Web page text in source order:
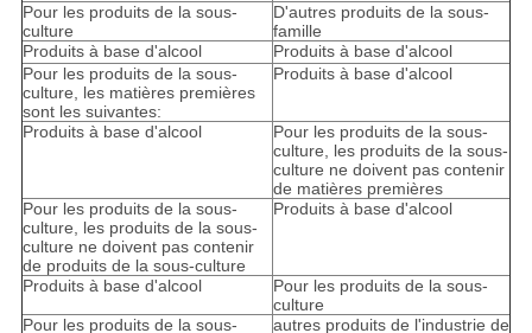
Pour les produits de la sous-
culture
D'autres produits de la sous-
famille
Produits à base d'alcool
Produits à base d'alcool
Pour les produits de la sous-
culture, les matières premières
sont les suivantes:
Produits à base d'alcool
Produits à base d'alcool
Pour les produits de la sous-
culture, les produits de la sous-
culture ne doivent pas contenir
de matières premières
Pour les produits de la sous-
culture, les produits de la sous-
culture ne doivent pas contenir
de produits de la sous-culture
Produits à base d'alcool
Produits à base d'alcool
Pour les produits de la sous-
culture
Pour les produits de la sous-
autres produits de l'industrie de